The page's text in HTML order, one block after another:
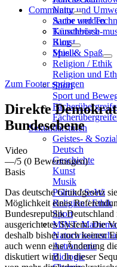
Natur und
Sache und
Künstlerisch-
Kunst
Musik
Religion / Ethik
Religion und
Sport
Sport und
Sekundarstufen
Geistes- &
Deutsch
Geschichte
Kunst
Musik
Politik / SoWi
Religion / Ethik
Sport
MINT:
Astronomie
Biologie
Community
Autor werden
Tauschbörse
Blog
Spiel & Spaß
Zum Footer springen
Direkte
Bundesebene
Video
—/5 (0 Bewertungen)
Basis
Das deutsche Grundgesetz
Möglichkeit eines
Bundesrepublik Deutschland
ausgerichtetes System. Die
deshalb bisher noch keinen
auch wenn eine Änderung
diskutiert wird. In dieser